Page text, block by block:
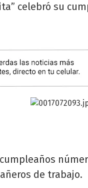
celebró su
de trabajo.